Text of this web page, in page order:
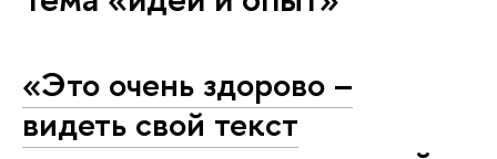
«Это очень здорово –
видеть свой текст